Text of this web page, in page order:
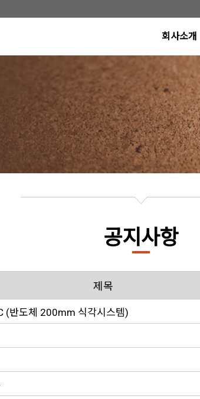
회사소개
CEO인사말
연혁
비전
오시는길
공지사항
제목
(반도체 200mm 식각시스템)